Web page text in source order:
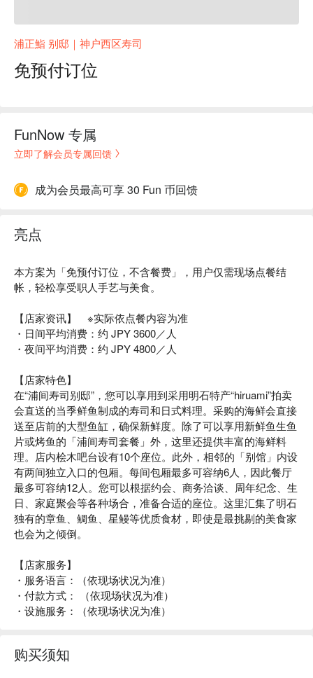
浦正鮨 别邸｜神户西区寿司
免预付订位
FunNow 专属
立即了解会员专属回馈
成为会员最高可享 30 Fun 币回馈
亮点
本方案为「免预付订位，不含餐费」，用户仅需现场点餐结
帐，轻松享受职人手艺与美食。
【店家资讯】 ※实际依点餐内容为准
・日间平均消费：约 JPY 3600／人
・夜间平均消费：约 JPY 4800／人
【店家特色】
在“浦间寿司别邸”，您可以享用到采用明石特产“hiruami”拍卖
会直送的当季鲜鱼制成的寿司和日式料理。采购的海鲜会直接
送至店前的大型鱼缸，确保新鲜度。除了可以享用新鲜鱼生鱼
片或烤鱼的「浦间寿司套餐」外，这里还提供丰富的海鲜料
理。店内桧木吧台设有10个座位。此外，相邻的「别馆」内设
有两间独立入口的包厢。每间包厢最多可容纳6人，因此餐厅
最多可容纳12人。您可以根据约会、商务洽谈、周年纪念、生
日、家庭聚会等各种场合，准备合适的座位。这里汇集了明石
独有的章鱼、鲷鱼、星鳗等优质食材，即使是最挑剔的美食家
也会为之倾倒。
【店家服务】
・服务语言：（依现场状况为准）
・付款方式： （依现场状况为准）
・设施服务：（依现场状况为准）
购买须知